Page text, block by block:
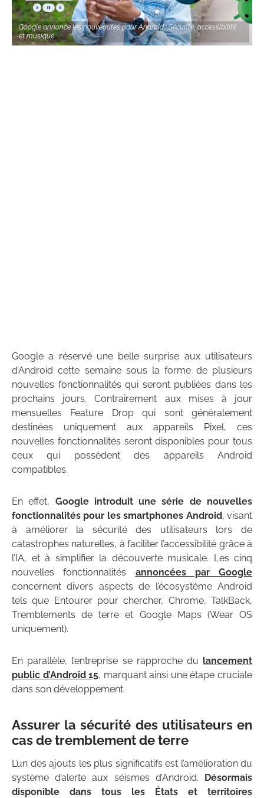
Google annonce les nouveautés pour Android : Sécurité, accessibilité
et musique
Google a réservé une belle surprise aux utilisateurs
d’Android cette semaine sous la forme de plusieurs
nouvelles fonctionnalités qui seront publiées dans les
prochains jours. Contrairement aux mises à jour
mensuelles Feature Drop qui sont généralement
destinées uniquement aux appareils Pixel, ces
nouvelles fonctionnalités seront disponibles pour tous
ceux qui possèdent des appareils Android
compatibles.
En effet, Google introduit une série de nouvelles
fonctionnalités pour les smartphones Android, visant
à améliorer la sécurité des utilisateurs lors de
catastrophes naturelles, à faciliter l’accessibilité grâce à
l’IA, et à simplifier la découverte musicale. Les cinq
nouvelles fonctionnalités annoncées par Google
concernent divers aspects de l’écosystème Android
tels que Entourer pour chercher, Chrome, TalkBack,
Tremblements de terre et Google Maps (Wear OS
uniquement).
En parallèle, l’entreprise se rapproche du lancement
public d’Android 15, marquant ainsi une étape cruciale
dans son développement.
Assurer la sécurité des utilisateurs en
cas de tremblement de terre
L’un des ajouts les plus significatifs est l’amélioration du
système d’alerte aux séismes d’Android. Désormais
disponible dans tous les États et territoires